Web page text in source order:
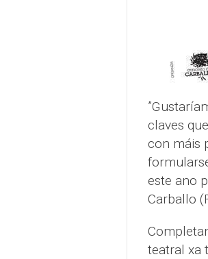
claves
con máis
este ano
Carballo
teatral xa